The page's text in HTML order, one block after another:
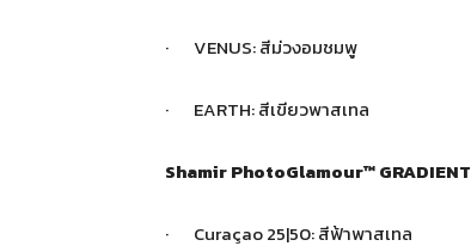
· VENUS: สีม่วงอมชมพู
· EARTH: สีเขียวพาสเทล
Shamir PhotoGlamour™ GRADIENT
· Curaçao 25|50: สีฟ้าพาสเทล